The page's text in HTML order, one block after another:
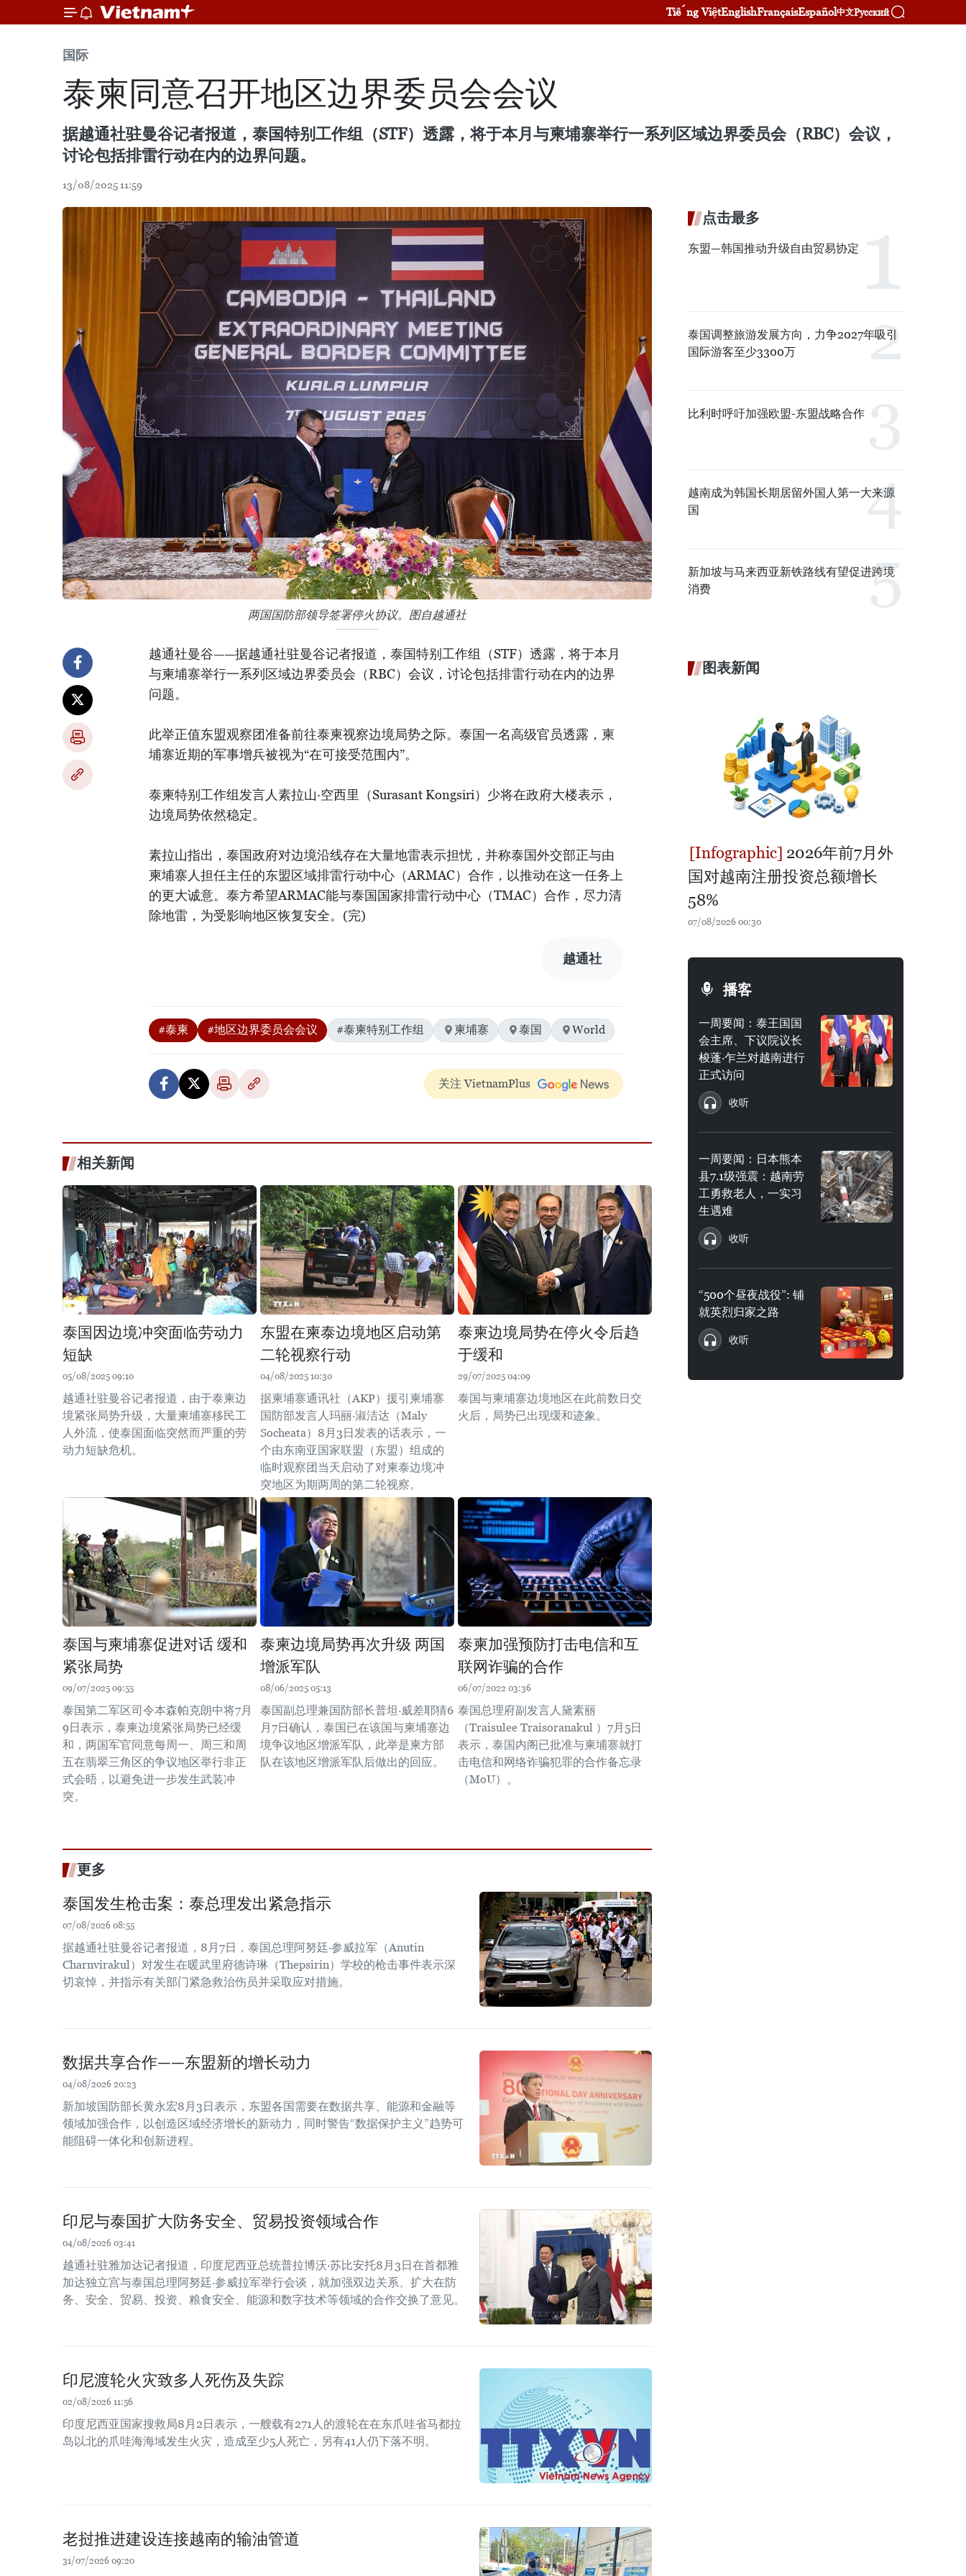
Tiếng ViệtEnglishFrançaisEspañol中文Русский
国际
泰柬同意召开地区边界委员会会议
据越通社驻曼谷记者报道，泰国特别工作组（STF）透露，将于本月与柬埔寨举行一系列区域边界委员会（RBC）会议，
讨论包括排雷行动在内的边界问题。
13/08/2025 11:59
两国国防部领导签署停火协议。图自越通社
越通社曼谷——据越通社驻曼谷记者报道，泰国特别工作组（STF）透露，将于本月
与柬埔寨举行一系列区域边界委员会（RBC）会议，讨论包括排雷行动在内的边界
问题。
此举正值东盟观察团准备前往泰柬视察边境局势之际。泰国一名高级官员透露，柬
埔寨近期的军事增兵被视为“在可接受范围内”。
泰柬特别工作组发言人素拉山·空西里（Surasant Kongsiri）少将在政府大楼表示，
边境局势依然稳定。
素拉山指出，泰国政府对边境沿线存在大量地雷表示担忧，并称泰国外交部正与由
柬埔寨人担任主任的东盟区域排雷行动中心（ARMAC）合作，以推动在这一任务上
的更大诚意。泰方希望ARMAC能与泰国国家排雷行动中心（TMAC）合作，尽力清
除地雷，为受影响地区恢复安全。(完)
越通社
#泰柬 #地区边界委员会会议 #泰柬特别工作组 柬埔寨 泰国 World
关注 VietnamPlus
相关新闻
泰国因边境冲突面临劳动力
短缺
05/08/2025 09:10
越通社驻曼谷记者报道，由于泰柬边
境紧张局势升级，大量柬埔寨移民工
人外流，使泰国面临突然而严重的劳
动力短缺危机。
东盟在柬泰边境地区启动第
二轮视察行动
04/08/2025 10:30
据柬埔寨通讯社（AKP）援引柬埔寨
国防部发言人玛丽·淑洁达（Maly
Socheata）8月3日发表的话表示，一
个由东南亚国家联盟（东盟）组成的
临时观察团当天启动了对柬泰边境冲
突地区为期两周的第二轮视察。
泰柬边境局势在停火令后趋
于缓和
29/07/2025 04:09
泰国与柬埔寨边境地区在此前数日交
火后，局势已出现缓和迹象。
泰国与柬埔寨促进对话 缓和
紧张局势
09/07/2025 09:55
泰国第二军区司令本森帕克朗中将7月
9日表示，泰柬边境紧张局势已经缓
和，两国军官同意每周一、周三和周
五在翡翠三角区的争议地区举行非正
式会晤，以避免进一步发生武装冲
突。
泰柬边境局势再次升级 两国
增派军队
08/06/2025 05:13
泰国副总理兼国防部长普坦·威差耶猜6
月7日确认，泰国已在该国与柬埔寨边
境争议地区增派军队，此举是柬方部
队在该地区增派军队后做出的回应。
泰柬加强预防打击电信和互
联网诈骗的合作
06/07/2022 03:36
泰国总理府副发言人黛素丽
（Traisulee Traisoranakul ）7月5日
表示，泰国内阁已批准与柬埔寨就打
击电信和网络诈骗犯罪的合作备忘录
（MoU）。
更多
泰国发生枪击案：泰总理发出紧急指示
07/08/2026 08:55
据越通社驻曼谷记者报道，8月7日，泰国总理阿努廷·参威拉军（Anutin
Charnvirakul）对发生在暖武里府德诗琳（Thepsirin）学校的枪击事件表示深
切哀悼，并指示有关部门紧急救治伤员并采取应对措施。
数据共享合作——东盟新的增长动力
04/08/2026 20:23
新加坡国防部长黄永宏8月3日表示，东盟各国需要在数据共享、能源和金融等
领域加强合作，以创造区域经济增长的新动力，同时警告“数据保护主义”趋势可
能阻碍一体化和创新进程。
印尼与泰国扩大防务安全、贸易投资领域合作
04/08/2026 03:41
越通社驻雅加达记者报道，印度尼西亚总统普拉博沃·苏比安托8月3日在首都雅
加达独立宫与泰国总理阿努廷·参威拉军举行会谈，就加强双边关系、扩大在防
务、安全、贸易、投资、粮食安全、能源和数字技术等领域的合作交换了意见。
印尼渡轮火灾致多人死伤及失踪
02/08/2026 11:56
印度尼西亚国家搜救局8月2日表示，一艘载有271人的渡轮在在东爪哇省马都拉
岛以北的爪哇海海域发生火灾，造成至少5人死亡，另有41人仍下落不明。
老挝推进建设连接越南的输油管道
31/07/2026 09:20
点击最多
东盟—韩国推动升级自由贸易协定
泰国调整旅游发展方向，力争2027年吸引
国际游客至少3300万
比利时呼吁加强欧盟-东盟战略合作
越南成为韩国长期居留外国人第一大来源
国
新加坡与马来西亚新铁路线有望促进跨境
消费
图表新闻
2026年前7月外
国对越南注册投资总额增长
58%
07/08/2026 00:30
播客
一周要闻：泰王国国
会主席、下议院议长
梭蓬·乍兰对越南进行
正式访问
收听
一周要闻：日本熊本
县7.1级强震：越南劳
工勇救老人，一实习
生遇难
收听
“500个昼夜战役”: 铺
就英烈归家之路
收听